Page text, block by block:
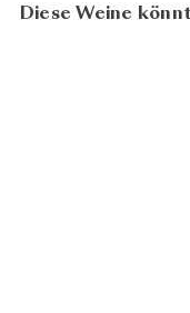
Diese Weine